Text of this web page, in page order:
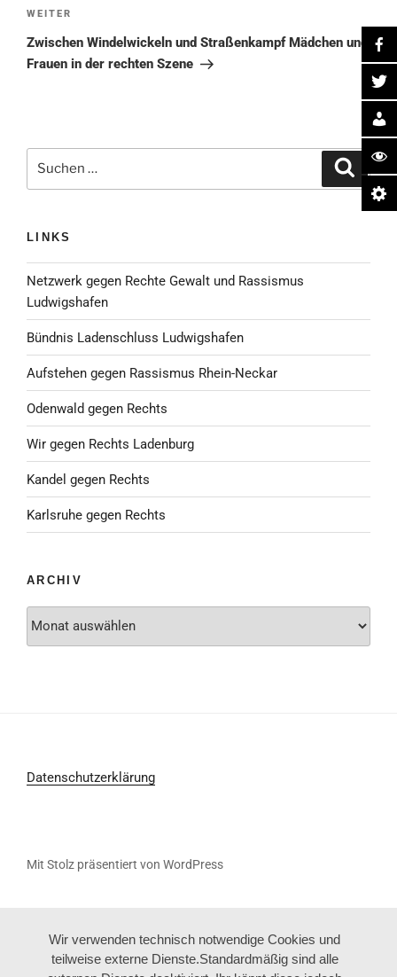
Nächster
Beitrag
WEITER
Zwischen Windelwickeln und Straßenkampf Mädchen und
Frauen in der rechten Szene
nach:
Suchen
LINKS
Netzwerk gegen Rechte Gewalt und Rassismus
Ludwigshafen
Bündnis Ladenschluss Ludwigshafen
Aufstehen gegen Rassismus Rhein-Neckar
Odenwald gegen Rechts
Wir gegen Rechts Ladenburg
Kandel gegen Rechts
Karlsruhe gegen Rechts
ARCHIV
Datenschutzerklärung
Mit Stolz präsentiert von WordPress
Wir verwenden technisch notwendige Cookies und
teilweise externe Dienste.Standardmäßig sind alle